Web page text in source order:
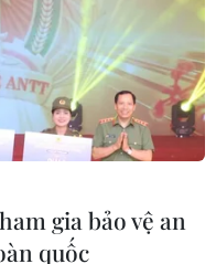
nhân
nạn
trêngia bảo vệ an
quốc